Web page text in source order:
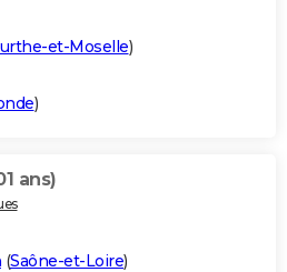
et-Moselle)
)
ans)
(Saône-et-Loire)